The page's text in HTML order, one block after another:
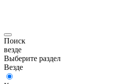
Поиск
везде
Выберите раздел
Везде